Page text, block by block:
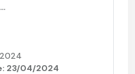
23/04/2024